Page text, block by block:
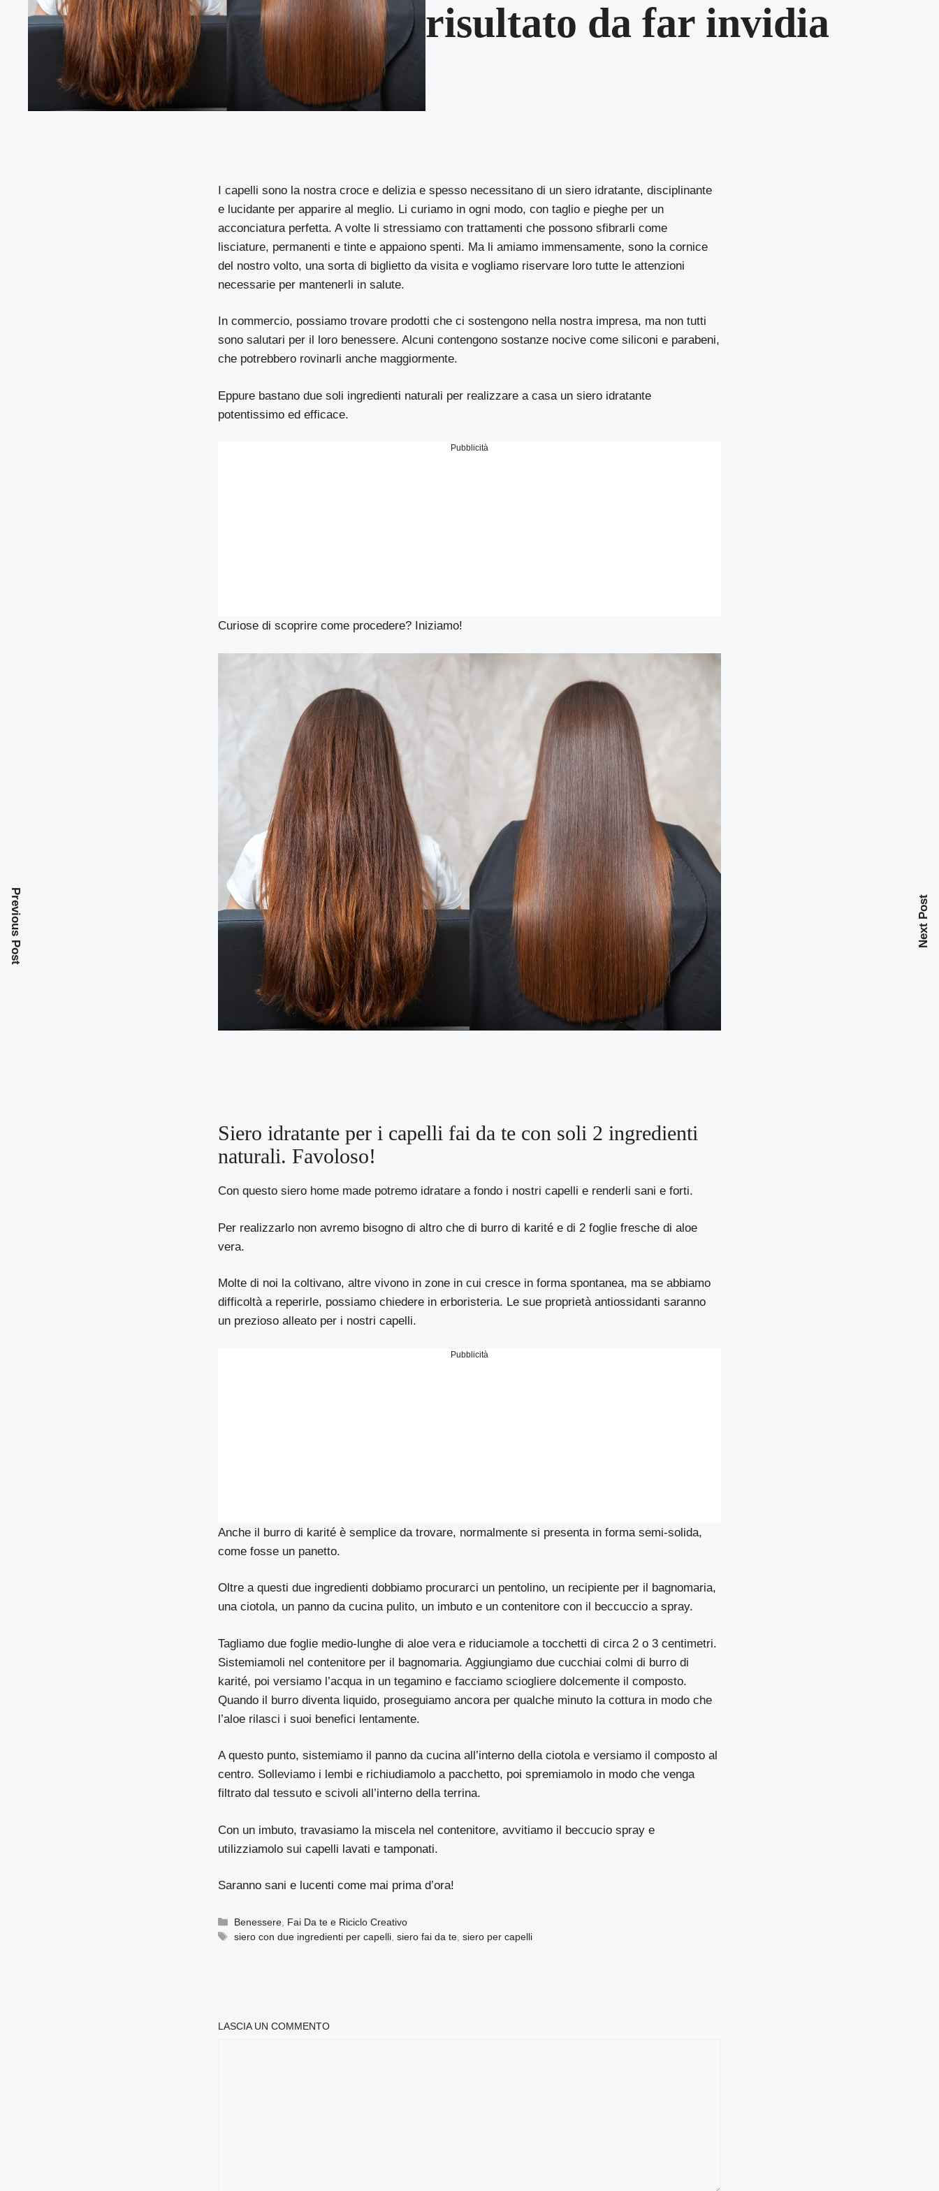
risultato da far invidia
I capelli sono la nostra croce e delizia e spesso necessitano di un siero idratante, disciplinante
e lucidante per apparire al meglio. Li curiamo in ogni modo, con taglio e pieghe per un
acconciatura perfetta. A volte li stressiamo con trattamenti che possono sfibrarli come
lisciature, permanenti e tinte e appaiono spenti. Ma li amiamo immensamente, sono la cornice
del nostro volto, una sorta di biglietto da visita e vogliamo riservare loro tutte le attenzioni
necessarie per mantenerli in salute.
In commercio, possiamo trovare prodotti che ci sostengono nella nostra impresa, ma non tutti
sono salutari per il loro benessere. Alcuni contengono sostanze nocive come siliconi e parabeni,
che potrebbero rovinarli anche maggiormente.
Eppure bastano due soli ingredienti naturali per realizzare a casa un siero idratante
potentissimo ed efficace.
Pubblicità
Curiose di scoprire come procedere? Iniziamo!
Siero idratante per i capelli fai da te con soli 2 ingredienti
naturali. Favoloso!
Con questo siero home made potremo idratare a fondo i nostri capelli e renderli sani e forti.
Per realizzarlo non avremo bisogno di altro che di burro di karité e di 2 foglie fresche di aloe
vera.
Molte di noi la coltivano, altre vivono in zone in cui cresce in forma spontanea, ma se abbiamo
difficoltà a reperirle, possiamo chiedere in erboristeria. Le sue proprietà antiossidanti saranno
un prezioso alleato per i nostri capelli.
Pubblicità
Anche il burro di karité è semplice da trovare, normalmente si presenta in forma semi-solida,
come fosse un panetto.
Oltre a questi due ingredienti dobbiamo procurarci un pentolino, un recipiente per il bagnomaria,
una ciotola, un panno da cucina pulito, un imbuto e un contenitore con il beccuccio a spray.
Tagliamo due foglie medio-lunghe di aloe vera e riduciamole a tocchetti di circa 2 o 3 centimetri.
Sistemiamoli nel contenitore per il bagnomaria. Aggiungiamo due cucchiai colmi di burro di
karité, poi versiamo l’acqua in un tegamino e facciamo sciogliere dolcemente il composto.
Quando il burro diventa liquido, proseguiamo ancora per qualche minuto la cottura in modo che
l’aloe rilasci i suoi benefici lentamente.
A questo punto, sistemiamo il panno da cucina all’interno della ciotola e versiamo il composto al
centro. Solleviamo i lembi e richiudiamolo a pacchetto, poi spremiamolo in modo che venga
filtrato dal tessuto e scivoli all’interno della terrina.
Con un imbuto, travasiamo la miscela nel contenitore, avvitiamo il beccucio spray e
utilizziamolo sui capelli lavati e tamponati.
Saranno sani e lucenti come mai prima d’ora!
Categorie
Benessere Fai Da te e Riciclo Creativo
Tag
siero con due ingredienti per capelli ,siero fai da te ,siero per capelli
Previous Post Next Post
LASCIA UN COMMENTO